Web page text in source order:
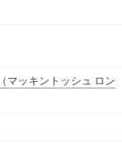
（マッキントッシュ ロン